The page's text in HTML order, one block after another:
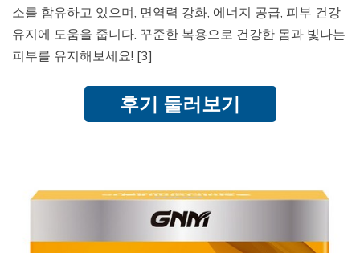
소를 함유하고 있으며, 면역력 강화, 에너지 공급, 피부 건강
유지에 도움을 줍니다. 꾸준한 복용으로 건강한 몸과 빛나는
피부를 유지해보세요! [3]
후기 둘러보기